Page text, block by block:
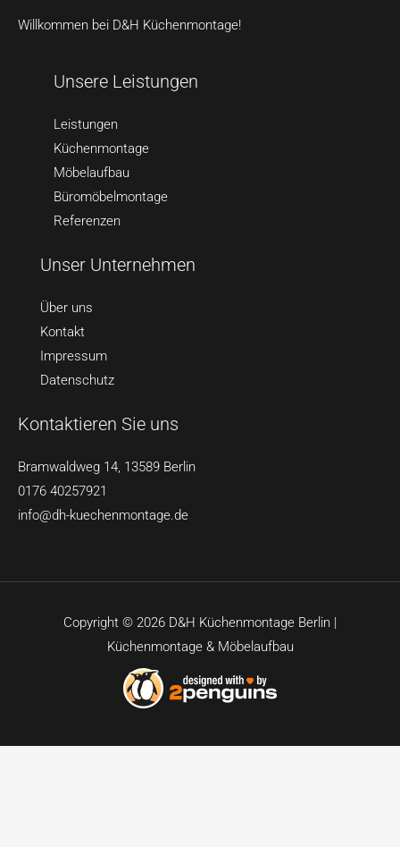
Willkommen bei D&H Küchenmontage!
Unsere Leistungen
Leistungen
Küchenmontage
Möbelaufbau
Büromöbelmontage
Referenzen
Unser Unternehmen
Über uns
Kontakt
Impressum
Datenschutz
Kontaktieren Sie uns
Bramwaldweg 14, 13589 Berlin
0176 40257921
info@dh-kuechenmontage.de
Copyright © 2026 D&H Küchenmontage Berlin |
Küchenmontage & Möbelaufbau